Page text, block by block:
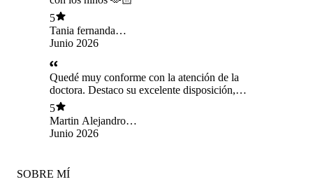
5
Tania fernanda
Ojeda Ojeda
Junio 2026
Quedé muy conforme con la atención de la
doctora. Destaco su excelente disposición,
amabilidad y profesionalismo. Se toma el tiempo
de explicar cada aspecto de la consulta de
manera clara y detallada, realiza una evaluación
completa de los niños y responde con paciencia
una atención de calidad y genera mucha
confianza.
5
Martin Alejandro
Nuñez Ruiz
Junio 2026
SOBRE MÍ